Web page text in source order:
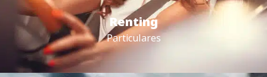
Renting
Particulares